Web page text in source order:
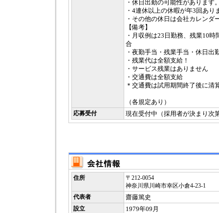
・休日出勤の可能性があります
・4連休以上の休暇が年3回あり
・その他の休日は会社カレンダ
【備考】
・月収例は23日勤務、残業10
合
・夜勤手当・残業手当・休日出
・残業代は全額支給！
・サービス残業はありません
・交通費は全額支給
＊交通費は試用期間終了後に清
（各規定あり）
応募受付 現在受付中（採用者が決まり次
住所
〒212-0054
神奈川県川崎市幸区小倉4-23-1
代表者
齋藤篤史
設立 1979年09月